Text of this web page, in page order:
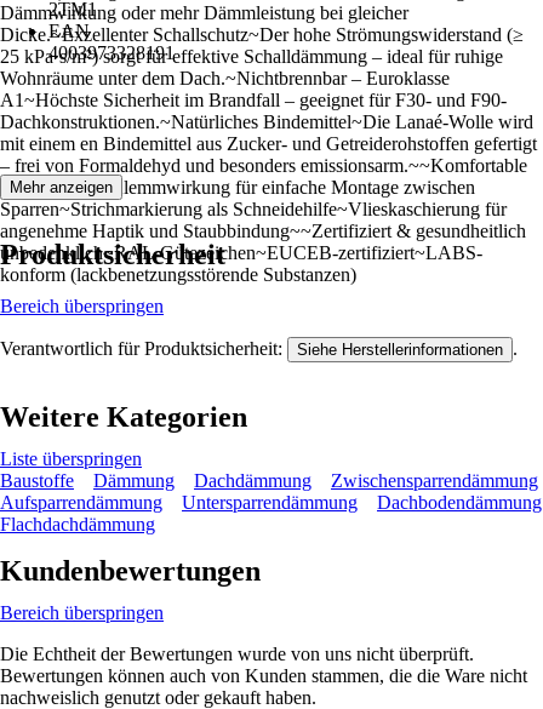
2TM1
EAN
4003973328191
Dämmwirkung oder mehr Dämmleistung bei gleicher
Dicke.~Exzellenter Schallschutz~Der hohe Strömungswiderstand (≥
25 kPa·s/m²) sorgt für effektive Schalldämmung – ideal für ruhige
Wohnräume unter dem Dach.~Nichtbrennbar – Euroklasse
A1~Höchste Sicherheit im Brandfall – geeignet für F30- und F90-
Dachkonstruktionen.~Natürliches Bindemittel~Die Lanaé-Wolle wird
mit einem en Bindemittel aus Zucker- und Getreiderohstoffen gefertigt
– frei von Formaldehyd und besonders emissionsarm.~~Komfortable
Verarbeitung~Klemmwirkung für einfache Montage zwischen
Sparren~Strichmarkierung als Schneidehilfe~Vlieskaschierung für
angenehme Haptik und Staubbindung~~Zertifiziert & gesundheitlich
unbedenklich~RAL-Gütezeichen~EUCEB-zertifiziert~LABS-
konform (lackbenetzungsstörende Substanzen)
Mehr anzeigen
Produktsicherheit
Bereich überspringen
Verantwortlich für Produktsicherheit: Siehe Herstellerinformationen .
Weitere Kategorien
Liste überspringen
Baustoffe
Dämmung Dachdämmung
Zwischensparrendämmung
Aufsparrendämmung
Untersparrendämmung
Dachbodendämmung
Flachdachdämmung
Kundenbewertungen
Bereich überspringen
Die Echtheit der Bewertungen wurde von uns nicht überprüft.
Bewertungen können auch von Kunden stammen, die die Ware nicht
nachweislich genutzt oder gekauft haben.